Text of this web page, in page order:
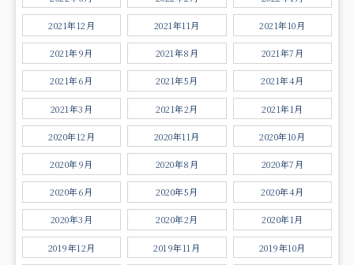
2021年12月 2021年11月 2021年10月
2021年9月 2021年8月 2021年7月
2021年6月 2021年5月 2021年4月
2021年3月 2021年2月 2021年1月
2020年12月 2020年11月 2020年10月
2020年9月 2020年8月 2020年7月
2020年6月 2020年5月 2020年4月
2020年3月 2020年2月 2020年1月
2019年12月 2019年11月 2019年10月